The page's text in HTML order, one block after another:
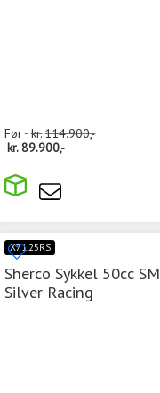
Før kr.114.900,-
kr.89.900,-
X71.25RS
Sherco Sykkel 50cc SM
Silver Racing